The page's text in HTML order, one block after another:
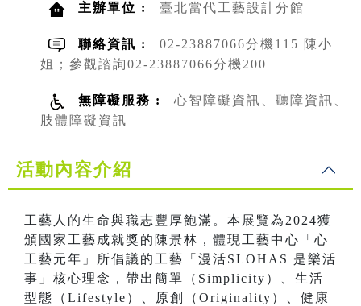
主辦單位 : 臺北當代工藝設計分館
聯絡資訊 :
02-23887066分機115 陳小
姐；參觀諮詢02-23887066分機200
無障礙服務 :
心智障礙資訊、聽障資訊、
肢體障礙資訊
活動內容介紹
工藝人的生命與職志豐厚飽滿。本展覽為2024獲
頒國家工藝成就獎的陳景林，體現工藝中心「心
工藝元年」所倡議的工藝「漫活SLOHAS 是樂活
事」核心理念，帶出簡單（Simplicity）、生活
型態（Lifestyle）、原創（Originality）、健康